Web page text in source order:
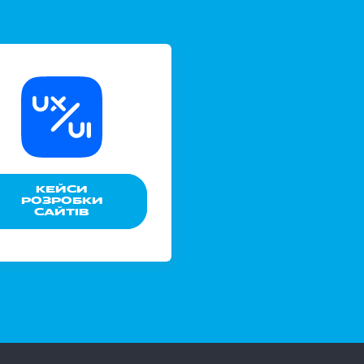
КЕЙСИ
РОЗРОБКИ
САЙТІВ